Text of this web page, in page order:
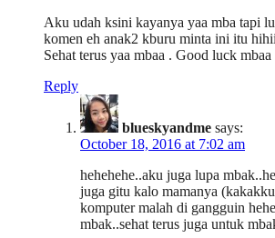
Aku udah ksini kayanya yaa mba tapi
komen eh anak2 kburu minta ini itu
Sehat terus yaa mbaa . Good luck mbaa
Reply
blueskyandme says:
October 18, 2016 at 7:02 am
hehehehe..aku juga lupa
juga gitu kalo mamanya
komputer malah di gangguin
mbak..sehat terus juga untuk